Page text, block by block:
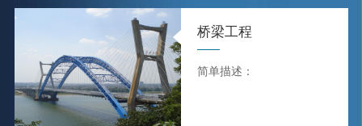
桥梁工程
简单描述：